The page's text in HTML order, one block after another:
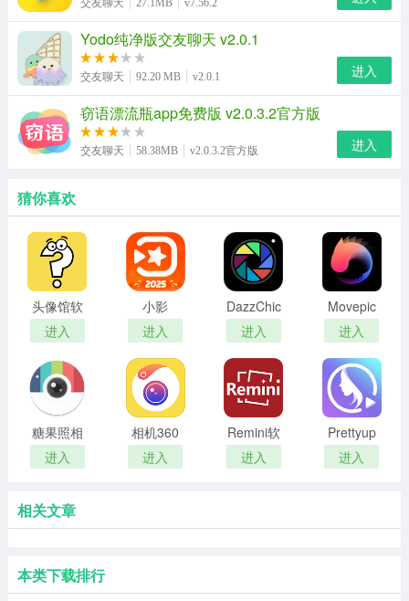
Yodo纯净版交友聊天 v2.0.1
交友聊天 92.20 MB v2.0.1 进入
窃语漂流瓶app免费版 v2.0.3.2官方版
交友聊天 58.38MB v2.0.3.2官方版 进入
猜你喜欢
头像馆软
件最新版
进入
小影
进入
DazzChic
相机
进入
Movepic
进入
糖果照相
机
进入
相机360
进入
Remini软
件
进入
Prettyup
软件
进入
相关文章
本类下载排行